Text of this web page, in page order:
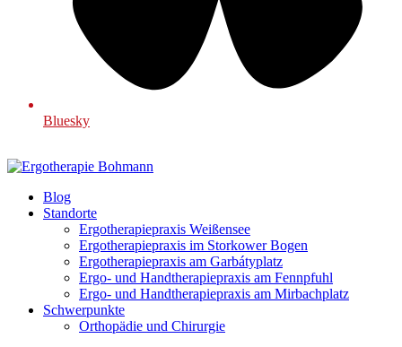
Bluesky
Blog
Standorte
Ergotherapiepraxis Weißensee
Ergotherapiepraxis im Storkower Bogen
Ergotherapiepraxis am Garbátyplatz
Ergo- und Handtherapiepraxis am Fennpfuhl
Ergo- und Handtherapiepraxis am Mirbachplatz
Schwerpunkte
Orthopädie und Chirurgie